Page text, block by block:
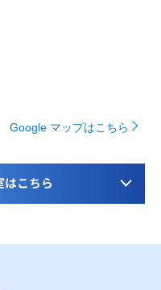
Google マップはこちら
はこちら